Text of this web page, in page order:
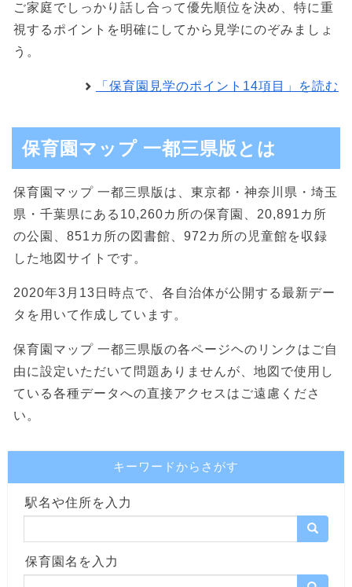
ご家庭でしっかり話し合って優先順位を決め、特に重
視するポイントを明確にしてから見学にのぞみましょ
う。
「保育園見学のポイント14項目」を読む
保育園マップ 一都三県版とは
保育園マップ 一都三県版は、東京都・神奈川県・埼玉
県・千葉県にある10,260カ所の保育園、20,891カ所
の公園、851カ所の図書館、972カ所の児童館を収録
した地図サイトです。
2020年3月13日時点で、各自治体が公開する最新デー
タを用いて作成しています。
保育園マップ 一都三県版の各ページヘのリンクはご自
由に設定いただいて問題ありませんが、地図で使用し
ている各種データへの直接アクセスはご遠慮くださ
い。
キーワードからさがす
駅名や住所を入力
保育園名を入力